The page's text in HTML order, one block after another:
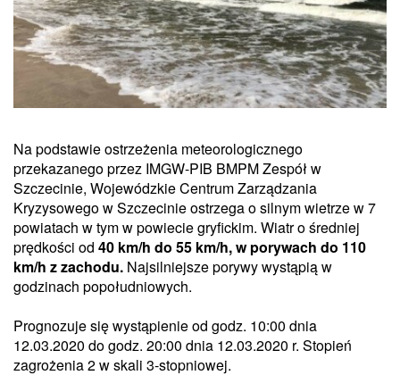
Na podstawie ostrzeżenia meteorologicznego
przekazanego przez IMGW-PIB BMPM Zespół w
Szczecinie, Wojewódzkie Centrum Zarządzania
Kryzysowego w Szczecinie ostrzega o silnym wietrze w 7
powiatach w tym w powiecie gryfickim. Wiatr o średniej
prędkości od 40 km/h do 55 km/h, w porywach do 110
km/h z zachodu. Najsilniejsze porywy wystąpią w
godzinach popołudniowych.
Prognozuje się wystąpienie od godz. 10:00 dnia
12.03.2020 do godz. 20:00 dnia 12.03.2020 r. Stopień
zagrożenia 2 w skali 3-stopniowej.